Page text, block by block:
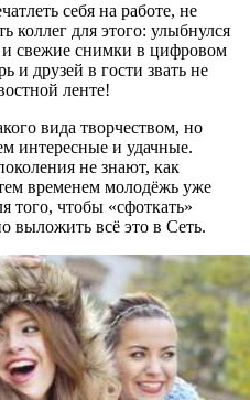
себя на работе, не
коллег для этого: улыбнулся
и свежие снимки в цифровом
и друзей в гости звать не
ленте!
вида творчеством, но
интересные и удачные.
не знают, как
временем молодёжь уже
того, чтобы «сфоткать»
выложить всё это в Сеть.